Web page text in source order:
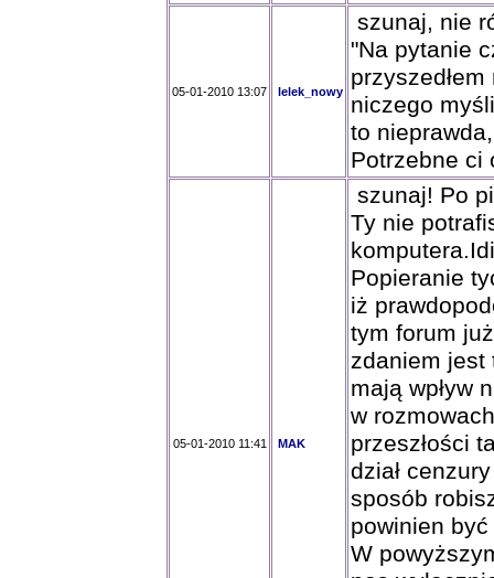
05-01-2010 13:07 lelek_nowy
szunaj, nie
"Na pytanie
niczego
to
Potrzebne ci
05-01-2010 11:41 MAK
szunaj! Po
Ty nie
Popieranie
iż
tym forum
zdaniem jest
mają wpływ
w
przeszłości
dział
sposób
powinien
W